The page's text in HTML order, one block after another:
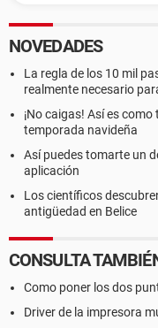
NOVEDADES
La regla de los 10 mil
realmente necesario
¡No caigas! Así es
temporada navideña
Así puedes tomarte un
aplicación
Los científicos
antigüedad en Belice
CONSULTA
Como poner los dos
Driver de la impresora